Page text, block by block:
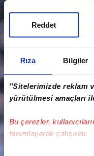
Rıza Bilgiler
"Sitelerimizde reklam
yürütülmesi amaçları
Bu çerezler,
tanımlayarak çalışırlar.
Reddet